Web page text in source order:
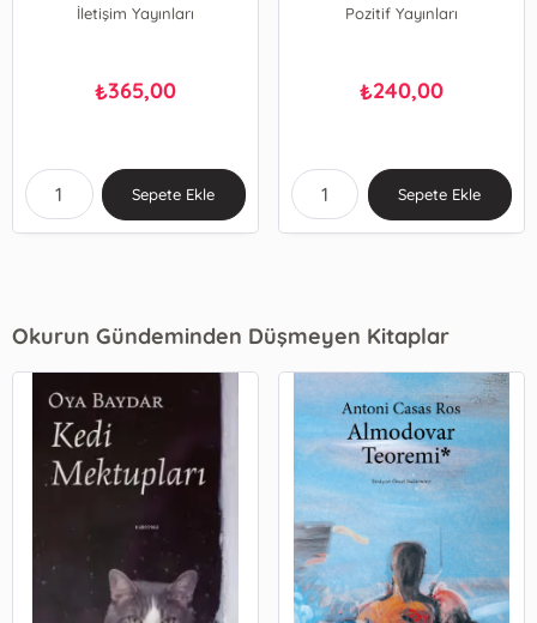
İletişim Yayınları
₺365,00
Sepete Ekle
Pozitif Yayınları
₺240,00
Sepete Ekle
Okurun Gündeminden Düşmeyen Kitaplar